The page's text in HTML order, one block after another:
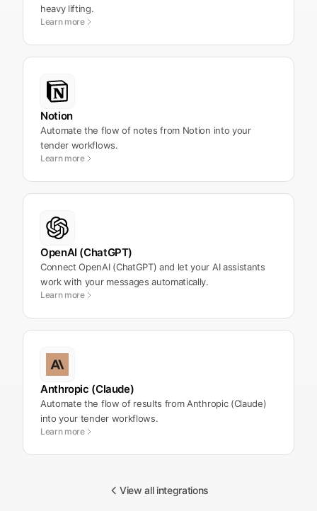
heavy lifting.
Learn more
Notion
Automate the flow of notes from Notion into your
tender workflows.
Learn more
OpenAI (ChatGPT)
Connect OpenAI (ChatGPT) and let your AI assistants
work with your messages automatically.
Learn more
Anthropic (Claude)
Automate the flow of results from Anthropic (Claude)
into your tender workflows.
Learn more
View all integrations